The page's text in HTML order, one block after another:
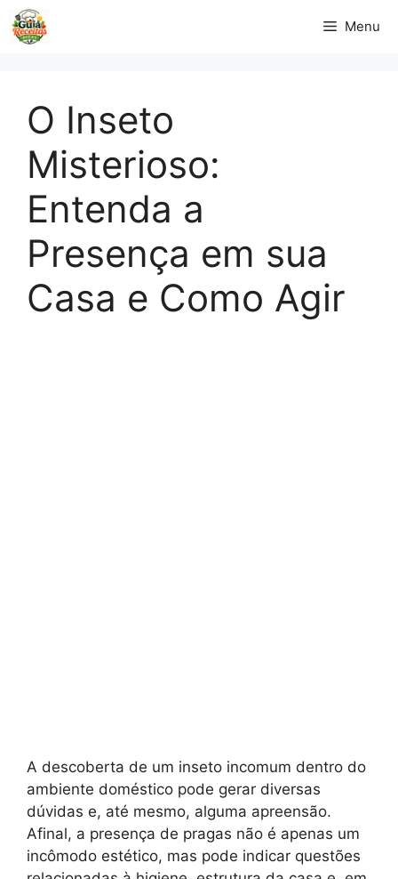
Pular
para
Menu
O Inseto
Misterioso:
Entenda a
Presença em sua
Casa e Como Agir
A descoberta de um inseto incomum dentro do
ambiente doméstico pode gerar diversas
dúvidas e, até mesmo, alguma apreensão.
Afinal, a presença de pragas não é apenas um
incômodo estético, mas pode indicar questões